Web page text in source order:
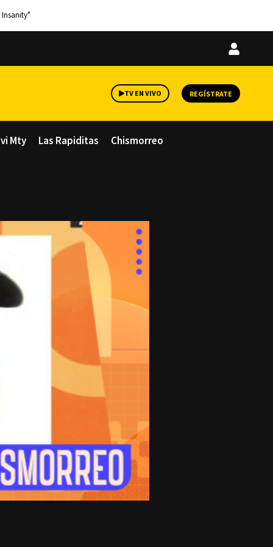
Iniciar
TV EN VIVO REGÍSTRATE
Mty Las Rapiditas Chismorreo